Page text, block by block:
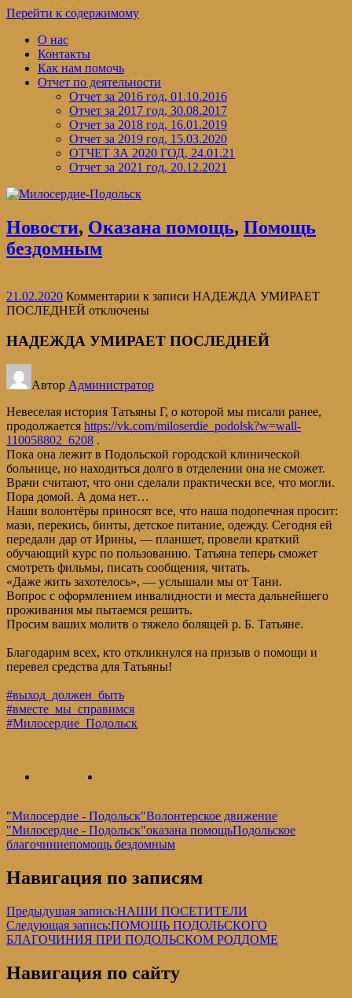
Перейти к содержимому
О нас
Контакты
Как нам помочь
Отчет по деятельности
Отчет за 2016 год, 01.10.2016
Отчет за 2017 год, 30.08.2017
Отчет за 2018 год, 16.01.2019
Отчет за 2019 год, 15.03.2020
ОТЧЕТ ЗА 2020 ГОД, 24.01.21
Отчет за 2021 год, 20.12.2021
Новости, Оказана помощь, Помощь
бездомным
21.02.2020 Комментарии к записи НАДЕЖДА УМИРАЕТ
ПОСЛЕДНЕЙ отключены
НАДЕЖДА УМИРАЕТ ПОСЛЕДНЕЙ
Автор Администратор
Невеселая история Татьяны Г, о которой мы писали ранее,
продолжается https://vk.com/miloserdie_podolsk?w=wall-
110058802_6208 .
Пока она лежит в Подольской городской клинической
больнице, но находиться долго в отделении она не сможет.
Врачи считают, что они сделали практически все, что могли.
Пора домой. А дома нет…
Наши волонтёры приносят все, что наша подопечная просит:
мази, перекись, бинты, детское питание, одежду. Сегодня ей
передали дар от Ирины, — планшет, провели краткий
обучающий курс по пользованию. Татьяна теперь сможет
смотреть фильмы, писать сообщения, читать.
«Даже жить захотелось», — услышали мы от Тани.
Вопрос с оформлением инвалидности и места дальнейшего
проживания мы пытаемся решить.
Просим ваших молитв о тяжело болящей р. Б. Татьяне.
Благодарим всех, кто откликнулся на призыв о помощи и
перевел средства для Татьяны!
#выход_должен_быть
#вместе_мы_справимся
#Милосердие_Подольск
"Милосердие - Подольск"Волонтерское движение
"Милосердие - Подольск"оказана помощьПодольское
благочиниепомощь бездомным
Навигация по записям
Предыдущая запись:НАШИ ПОСЕТИТЕЛИ
Следующая запись:ПОМОЩЬ ПОДОЛЬСКОГО
БЛАГОЧИНИЯ ПРИ ПОДОЛЬСКОМ РОДДОМЕ
Навигация по сайту